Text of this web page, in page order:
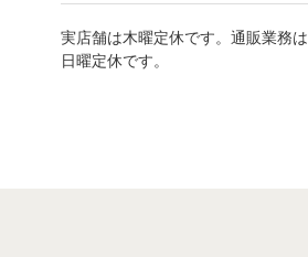
実店舗は木曜定休です。通販業務は
日曜定休です。